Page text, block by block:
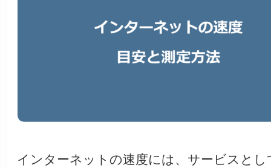
インターネットの速度には、 サービスとし